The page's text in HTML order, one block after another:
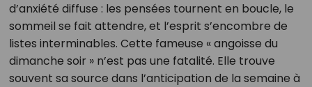
d’anxiété diffuse : les pensées tournent en boucle, le
sommeil se fait attendre, et l’esprit s’encombre de
listes interminables. Cette fameuse « angoisse du
dimanche soir » n’est pas une fatalité. Elle trouve
souvent sa source dans l’anticipation de la semaine à